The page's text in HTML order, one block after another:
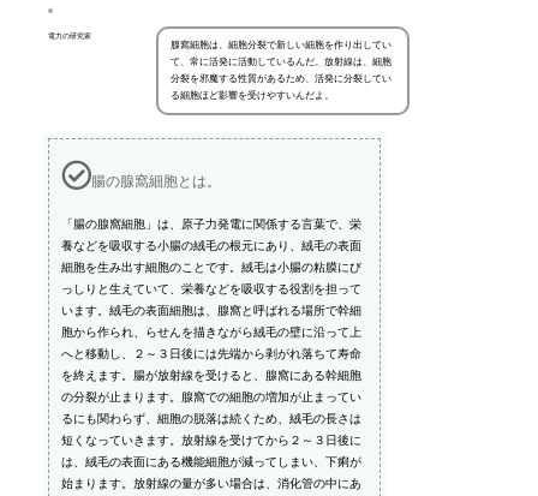
電力の研究家
腺窩細胞は、細胞分裂で新しい細胞を作り出してい
て、常に活発に活動しているんだ。放射線は、細胞
分裂を邪魔する性質があるため、活発に分裂してい
る細胞ほど影響を受けやすいんだよ。
腸の腺窩細胞とは。
「腸の腺窩細胞」は、原子力発電に関係する言葉で、栄
養などを吸収する小腸の絨毛の根元にあり、絨毛の表面
細胞を生み出す細胞のことです。絨毛は小腸の粘膜にび
っしりと生えていて、栄養などを吸収する役割を担って
います。絨毛の表面細胞は、腺窩と呼ばれる場所で幹細
胞から作られ、らせんを描きながら絨毛の壁に沿って上
へと移動し、２～３日後には先端から剥がれ落ちて寿命
を終えます。腸が放射線を受けると、腺窩にある幹細胞
の分裂が止まります。腺窩での細胞の増加が止まってい
るにも関わらず、細胞の脱落は続くため、絨毛の長さは
短くなっていきます。放射線を受けてから２～３日後に
は、絨毛の表面にある機能細胞が減ってしまい、下痢が
始まります。放射線の量が多い場合は、消化管の中にあ